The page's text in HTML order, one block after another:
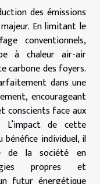
des émissions
En limitant le
conventionnels,
à chaleur air-air
carbone des foyers.
dans une
encourageant
conscients face aux
L’impact de cette
individuel, il
de la société en
propres et